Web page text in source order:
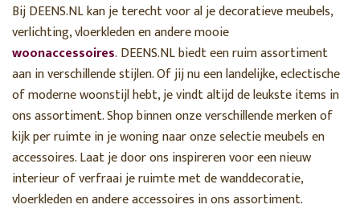
Bij DEENS.NL kan je terecht voor al je decoratieve meubels,
verlichting, vloerkleden en andere mooie
woonaccessoires. DEENS.NL biedt een ruim assortiment
aan in verschillende stijlen. Of jij nu een landelijke, eclectische
of moderne woonstijl hebt, je vindt altijd de leukste items in
ons assortiment. Shop binnen onze verschillende merken of
kijk per ruimte in je woning naar onze selectie meubels en
accessoires. Laat je door ons inspireren voor een nieuw
interieur of verfraai je ruimte met de wanddecoratie,
vloerkleden en andere accessoires in ons assortiment.